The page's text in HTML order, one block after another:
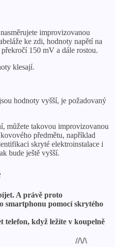
improvizovanou
ke zdi, hodnoty napětí na
150 mV a dále rostou.
klesají.
hodnoty vyšší, je požadovaný
můžete takovou improvizovanou
předmětu, například
skryté elektroinstalace i
bude ještě vyšší.
A právě proto
smartphonu pomocí skrytého
telefon, když ležíte v koupelně